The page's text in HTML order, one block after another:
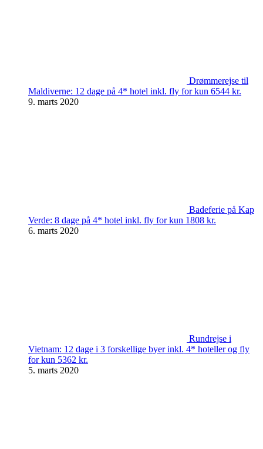
Drømmerejse til
Maldiverne: 12 dage på 4* hotel inkl. fly for kun 6544 kr.
9. marts 2020
Badeferie på Kap
Verde: 8 dage på 4* hotel inkl. fly for kun 1808 kr.
6. marts 2020
Rundrejse i
Vietnam: 12 dage i 3 forskellige byer inkl. 4* hoteller og fly
for kun 5362 kr.
5. marts 2020